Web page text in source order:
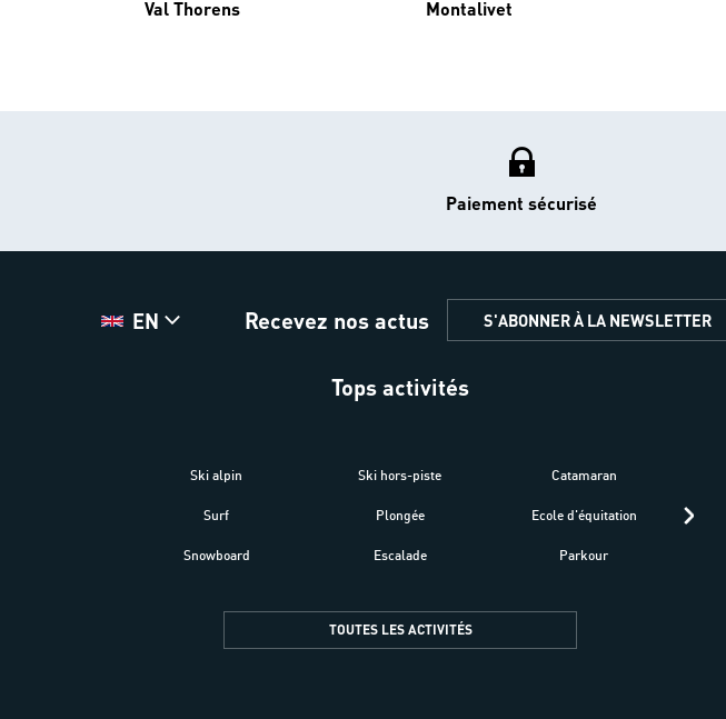
Val Thorens Montalivet
Paiement sécurisé
EN Recevez nos actus S'ABONNER À LA NEWSLETTER
Tops activités
Ski alpin
Surf
Snowboard
Ski hors-piste
Plongée
Escalade
Catamaran
Ecole d'équitation
Parkour
TOUTES LES ACTIVITÉS